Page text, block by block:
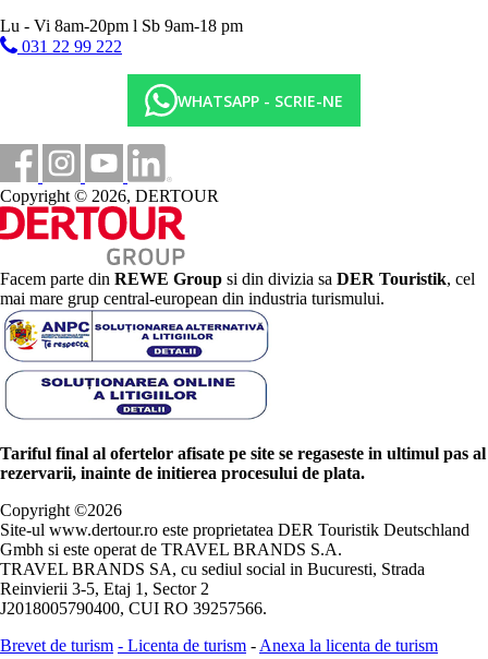
Lu - Vi 8am-20pm l Sb 9am-18 pm
031 22 99 222
WHATSAPP - SCRIE-NE
Copyright © 2026, DERTOUR
Facem parte din REWE Group si din divizia sa DER Touristik, cel
mai mare grup central-european din industria turismului.
Tariful final al ofertelor afisate pe site se regaseste in ultimul pas al
rezervarii, inainte de initierea procesului de plata.
Copyright ©2026
Site-ul www.dertour.ro este proprietatea DER Touristik Deutschland
Gmbh si este operat de TRAVEL BRANDS S.A.
TRAVEL BRANDS SA, cu sediul social in Bucuresti, Strada
Reinvierii 3-5, Etaj 1, Sector 2
J2018005790400, CUI RO 39257566.
Brevet de turism - Licenta de turism - Anexa la licenta de turism